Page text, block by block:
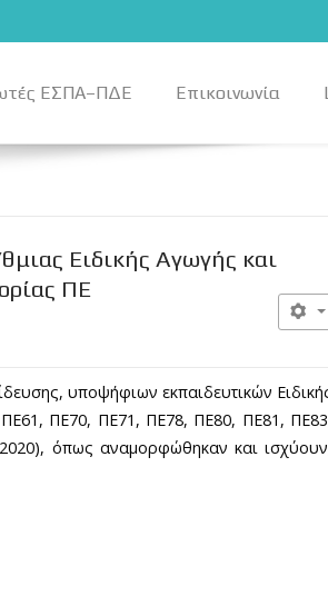
ΕΣΠΑ–ΠΔΕ Επικοινωνία
Ειδικής Αγωγής και
ΠΕ
υποψήφιων εκπαιδευτικών
ΠΕ70, ΠΕ71, ΠΕ78, ΠΕ80, ΠΕ81,
όπως αναμορφώθηκαν και